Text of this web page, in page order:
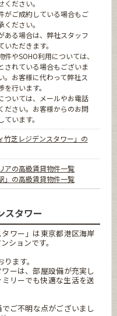
ださい。
がご成約している場合もご
ださい。
ある場合は、弊社スタッフ
ただきます。
やSOHO利用については、
されている場合もございま
。お客様に代わって弊社ス
行います。
ついては、メールやお電話
ださい。お客様からのお問
います。
竹芝レジデンスタワー」の
アの高級賃貸物件一覧
」の高級賃貸物件一覧
スタワー
タワー」は東京都港区海岸
ションです。
ます。
ーは、部屋設備が充実し
リーでも快適な生活を送
ご不明な点がございまし